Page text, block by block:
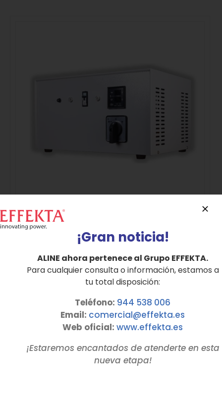
Estabilizadores Monofásicos Serie SRV hasta
Detalles
¡Gran noticia!
ALINE ahora pertenece al Grupo EFFEKTA.
Para cualquier consulta o información, estamos a
tu total disposición:
Teléfono: 944 538 006
Email: comercial@effekta.es
Web oficial: www.effekta.es
¡Estaremos encantados de atenderte en esta
nueva etapa!